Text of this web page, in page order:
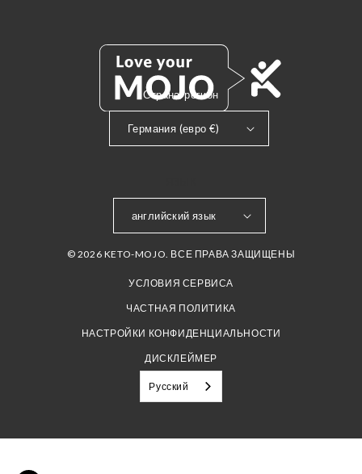
Страна/регион
Германия (евро €)
английский язык
© 2026 KETO-MOJO. ВСЕ ПРАВА ЗАЩИЩЕНЫ
УСЛОВИЯ СЕРВИСА
ЧАСТНАЯ ПОЛИТИКА
НАСТРОЙКИ КОНФИДЕНЦИАЛЬНОСТИ
ДИСКЛЕЙМЕР
Русский